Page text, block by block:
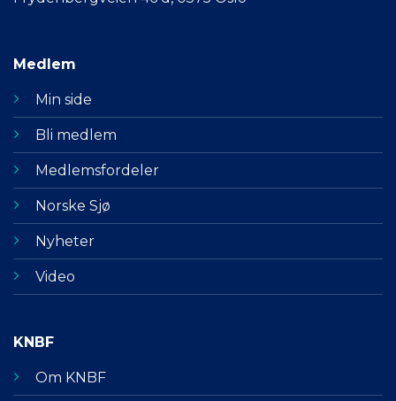
Medlem
Min side
Bli medlem
Medlemsfordeler
Norske Sjø
Nyheter
Video
KNBF
Om KNBF